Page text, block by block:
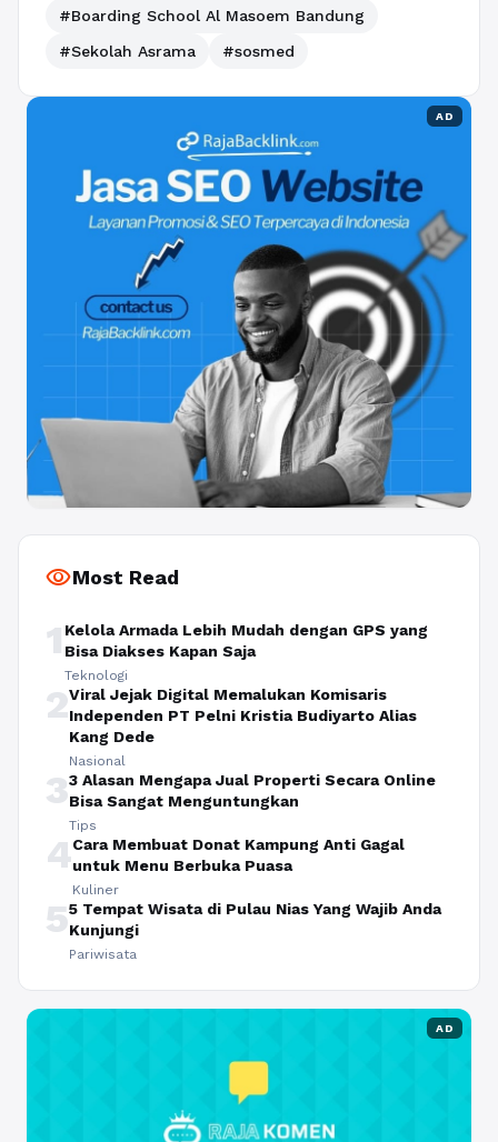
#Boarding School Al Masoem Bandung
#Sekolah Asrama
#sosmed
AD
visibilityMost Read
1 Kelola Armada Lebih Mudah dengan GPS yang
Bisa Diakses Kapan Saja
Teknologi
2Viral Jejak Digital Memalukan Komisaris
Independen PT Pelni Kristia Budiyarto Alias
Kang Dede
Nasional
33 Alasan Mengapa Jual Properti Secara Online
Bisa Sangat Menguntungkan
Tips
4Cara Membuat Donat Kampung Anti Gagal
untuk Menu Berbuka Puasa
Kuliner
55 Tempat Wisata di Pulau Nias Yang Wajib Anda
Kunjungi
Pariwisata
AD